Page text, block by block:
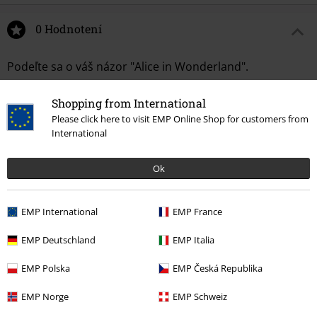
Shopping from International
Please click here to visit EMP Online Shop for customers from
International
Ok
EMP International EMP France
EMP Deutschland EMP Italia
EMP Polska EMP Česká Republika
EMP Norge EMP Schweiz
0 Hodnotení
Podeľte sa o váš názor "Alice in Wonderland".